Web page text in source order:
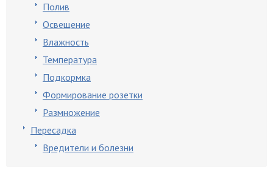
Полив
Освещение
Влажность
Температура
Подкормка
Формирование розетки
Размножение
Пересадка
Вредители и болезни